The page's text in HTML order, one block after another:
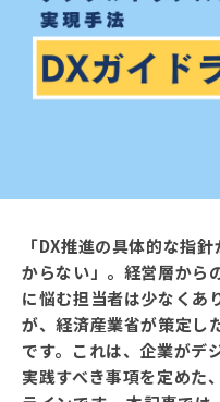
「DX推進の具体的な指
からない」。経営層から
に悩む担当者は少なくあ
が、経済産業省が策定し
です。これは、企業がデ
実践すべき事項を定めた